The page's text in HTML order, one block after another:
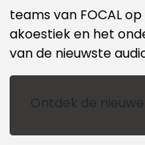
teams van FOCAL
akoestiek en het
van de nieuwste
Ontdek de